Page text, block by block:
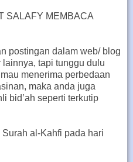
SALAFY MEMBACA
postingan dalam web/ blog
tapi tunggu dulu
menerima perbedaan
maka anda juga
bid’ah seperti terkutip
Surah al-Kahfi pada hari